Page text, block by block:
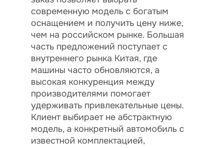
современную модель с богатым
оснащением и получить цену ниже,
чем на российском рынке. Большая
часть предложений поступает с
внутреннего рынка Китая, где
машины часто обновляются, а
высокая конкуренция между
производителями помогает
удерживать привлекательные цены.
Клиент выбирает не абстрактную
модель, а конкретный автомобиль с
известной комплектацией,